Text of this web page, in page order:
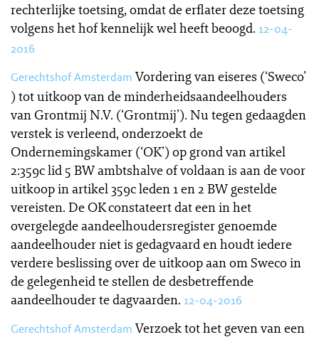
rechterlijke toetsing, omdat de erflater deze toetsing
volgens het hof kennelijk wel heeft beoogd. 12-04-
2016
Gerechtshof Amsterdam Vordering van eiseres (‘Sweco’
) tot uitkoop van de minderheidsaandeelhouders
van Grontmij N.V. (‘Grontmij’). Nu tegen gedaagden
verstek is verleend, onderzoekt de
Ondernemingskamer (‘OK’) op grond van artikel
2:359c lid 5 BW ambtshalve of voldaan is aan de voor
uitkoop in artikel 359c leden 1 en 2 BW gestelde
vereisten. De OK constateert dat een in het
overgelegde aandeelhoudersregister genoemde
aandeelhouder niet is gedagvaard en houdt iedere
verdere beslissing over de uitkoop aan om Sweco in
de gelegenheid te stellen de desbetreffende
aandeelhouder te dagvaarden. 12-04-2016
Gerechtshof Amsterdam Verzoek tot het geven van een